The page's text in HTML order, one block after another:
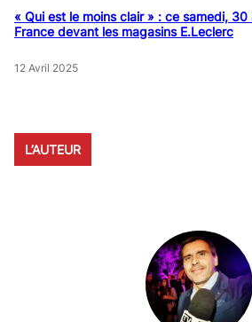
« Qui est le moins clair » : ce samedi,
France devant les magasins E.Leclerc
12 Avril 2025
L’AUTEUR